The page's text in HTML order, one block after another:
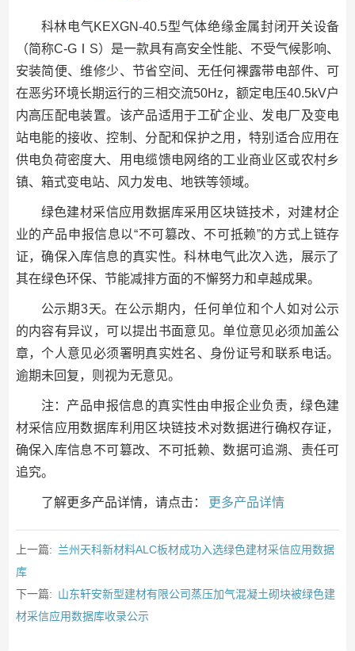
科林电气KEXGN-40.5型气体绝缘金属封闭开关设备
（简称C-GⅠS）是一款具有高安全性能、不受气候影响、
安装简便、维修少、节省空间、无任何裸露带电部件、可
在恶劣环境长期运行的三相交流50Hz，额定电压40.5kV户
内高压配电装置。该产品适用于工矿企业、发电厂及变电
站电能的接收、控制、分配和保护之用，特别适合应用在
供电负荷密度大、用电缆馈电网络的工业商业区或农村乡
镇、箱式变电站、风力发电、地铁等领域。
绿色建材采信应用数据库采用区块链技术，对建材企
业的产品申报信息以“不可篡改、不可抵赖”的方式上链存
证，确保入库信息的真实性。科林电气此次入选，展示了
其在绿色环保、节能减排方面的不懈努力和卓越成果。
公示期3天。在公示期内，任何单位和个人如对公示
的内容有异议，可以提出书面意见。单位意见必须加盖公
章，个人意见必须署明真实姓名、身份证号和联系电话。
逾期未回复，则视为无意见。
注：产品申报信息的真实性由申报企业负责，绿色建
材采信应用数据库利用区块链技术对数据进行确权存证，
确保入库信息不可篡改、不可抵赖、数据可追溯、责任可
追究。
了解更多产品详情，请点击： 更多产品详情
上一篇: 兰州天科新材料ALC板材成功入选绿色建材采信应用数据
库
下一篇: 山东轩安新型建材有限公司蒸压加气混凝土砌块被绿色建
材采信应用数据库收录公示